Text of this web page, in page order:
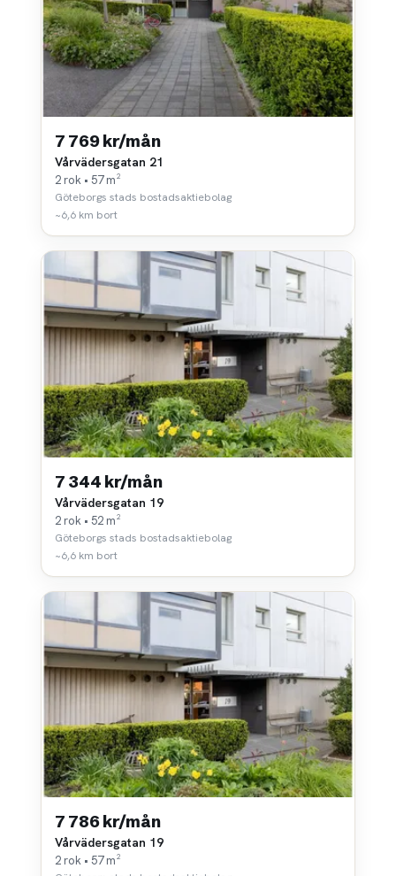
7 769 kr/mån
Vårvädersgatan 21
2 rok • 57 m²
Göteborgs stads bostadsaktiebolag
~6,6 km bort
7 344 kr/mån
Vårvädersgatan 19
2 rok • 52 m²
Göteborgs stads bostadsaktiebolag
~6,6 km bort
7 786 kr/mån
Vårvädersgatan 19
2 rok • 57 m²